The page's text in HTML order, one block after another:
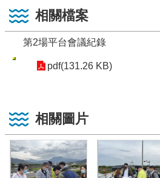
相關檔案
第2場平台會議紀錄
pdf(131.26 KB)
相關圖片